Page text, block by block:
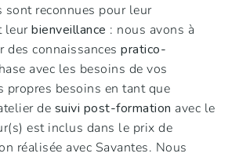
sont reconnues pour leur
leurbienveillance : nous avons à
des connaissances pratico-
avec les besoins de vos
propres besoins en tant que
de suivi post-formation avec le
est inclus dans le prix de
réalisée avec Savantes. Nous